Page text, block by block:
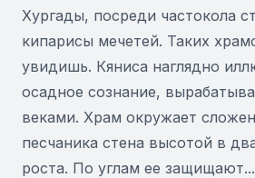
Хургады, посреди частокола
кипарисы мечетей. Таких
увидишь. Кяниса наглядно
осадное сознание,
веками. Храм окружает
песчаника стена высотой в
роста. По углам ее